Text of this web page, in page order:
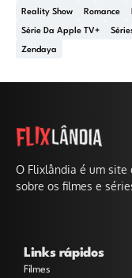
Reality Show Romance
Série Da Apple TV+
Zendaya
O Flixlândia é um site
sobre os filmes e
Links rápidos
Filmes